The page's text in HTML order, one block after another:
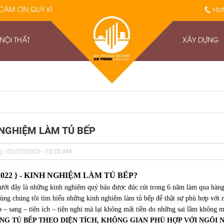
ĐÃ ĐỒNG HÀNH VỚI AN PHƯỚC TRONG THỜI GIAN QUA
THẤT XÂY DỰNG
LÀM TỦ BẾP
: 01/07/2023 - 10:25 AM
} - KINH NGHIỆM LÀM TỦ BẾP?
đây là những kinh nghiệm quý báu được đúc rút trong 6 năm làm qua
chúng tôi tìm hiểu những kinh nghiệm làm tủ bếp để thật sự phù hợp
– sang – tiện ích – tiện nghi mà lại không mất tiền do những sai lầm không
TỦ BẾP THEO DIỆN TÍCH, KHÔNG GIAN PHÙ HỢP VỚI NGÔI